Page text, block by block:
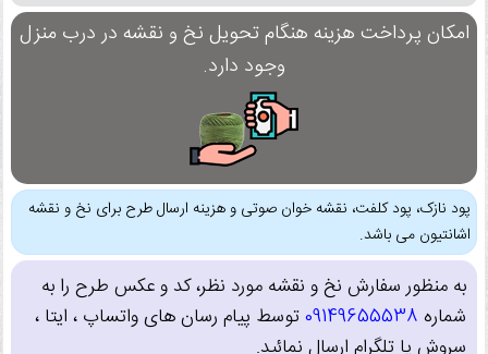
امکان پرداخت هزینه هنگام تحویل نخ و نقشه در درب منزل
وجود دارد.
پود نازک، پود کلفت، نقشه خوان صوتی و هزینه ارسال طرح برای نخ و نقشه
اشانتیون می باشد.
به منظور سفارش نخ و نقشه مورد نظر، کد و عکس طرح را به
شماره 09149655538توسط پیام رسان های واتساپ ، ایتا ،
سروش یا تلگرام ارسال نمائید.